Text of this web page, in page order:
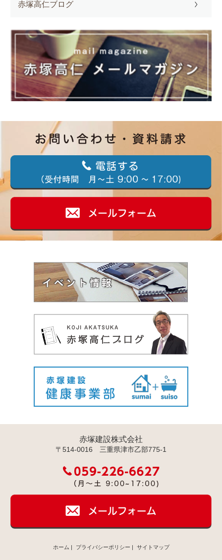
赤塚高仁ブログ
赤塚建設株式会社
〒514-0016 三重県津市乙部775-1
ホーム | プライバシーポリシー | サイトマップ